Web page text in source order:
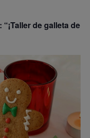
de galleta de